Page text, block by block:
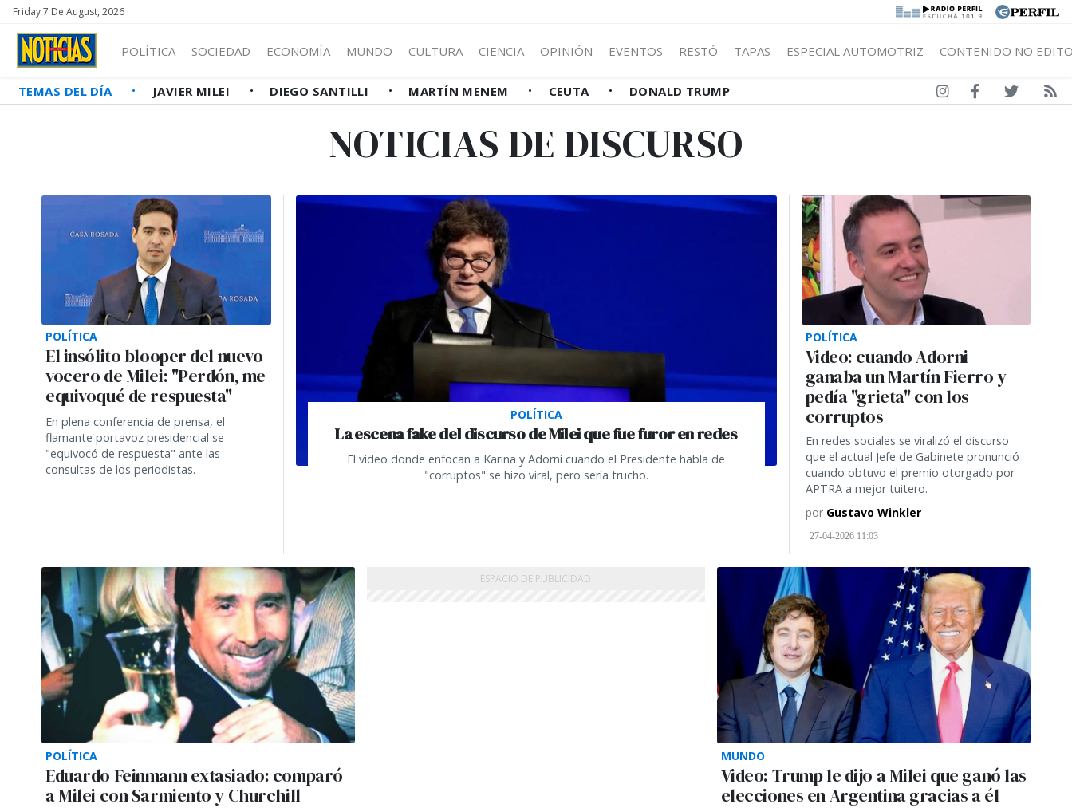
Friday 7 De August, 2026 |
POLÍTICA SOCIEDAD ECONOMÍA MUNDO CULTURA CIENCIA OPINIÓN EVENTOS RESTÓ TAPAS ESPECIAL AUTOMOTRIZ CONTENIDO NO
TEMAS DEL DÍA JAVIER MILEI DIEGO SANTILLI MARTÍN MENEM CEUTA DONALD TRUMP
NOTICIAS DE DISCURSO
POLÍTICA
El insólito blooper del nuevo
vocero de Milei: "Perdón, me
equivoqué de respuesta"
En plena conferencia de prensa, el
flamante portavoz presidencial se
"equivocó de respuesta" ante las
consultas de los periodistas.
POLÍTICA
La escena fake del discurso de Milei que fue furor en redes
El video donde enfocan a Karina y Adorni cuando el Presidente habla de
"corruptos" se hizo viral, pero sería trucho.
POLÍTICA
Video: cuando Adorni
ganaba un Martín Fierro y
pedía "grieta" con los
corruptos
En redes sociales se viralizó el discurso
que el actual Jefe de Gabinete pronunció
cuando obtuvo el premio otorgado por
APTRA a mejor tuitero.
por Gustavo Winkler
27-04-2026 11:03
POLÍTICA
Eduardo Feinmann extasiado: comparó
a Milei con Sarmiento y Churchill
MUNDO
Video: Trump le dijo a Milei que ganó las
elecciones en Argentina gracias a él